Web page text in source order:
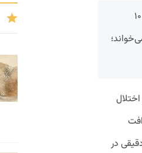
امروز (۲۴ اسفند) اینترنت کشور برای سومین بار در دو ماه اخیر به مدت حدود ۱۰
اختلال
در